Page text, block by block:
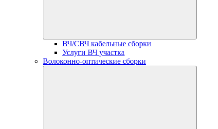
ВЧ/СВЧ кабельные сборки
Услуги ВЧ участка
Волоконно-оптические сборки